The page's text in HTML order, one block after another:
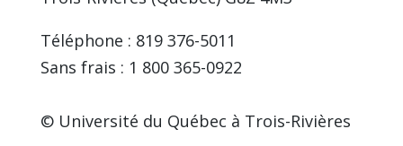
Téléphone : 819 376-5011
Sans frais : 1 800 365-0922
© Université du Québec à Trois-Rivières